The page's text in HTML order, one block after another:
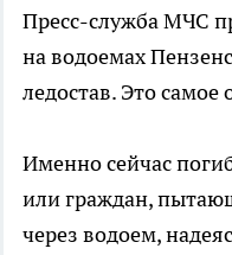
Пресс-служба МЧС
на водоемах
ледостав. Это самое
Именно сейчас
или граждан,
через водоем,